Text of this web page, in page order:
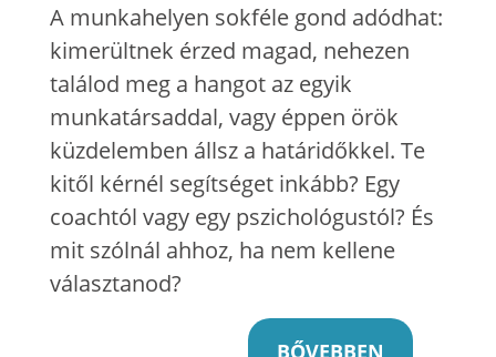
A munkahelyen sokféle gond adódhat:
kimerültnek érzed magad, nehezen
találod meg a hangot az egyik
munkatársaddal, vagy éppen örök
küzdelemben állsz a határidőkkel. Te
kitől kérnél segítséget inkább? Egy
coachtól vagy egy pszichológustól? És
mit szólnál ahhoz, ha nem kellene
választanod?
BŐVEBBEN